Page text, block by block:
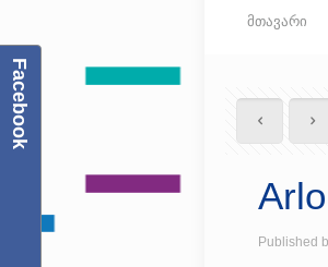
მთავარი
Published
Facebook